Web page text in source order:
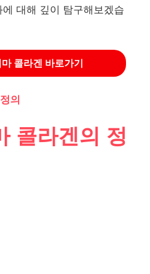
대해 깊이 탐구해보겠습
콜라겐 바로가기
의
콜라겐의 정